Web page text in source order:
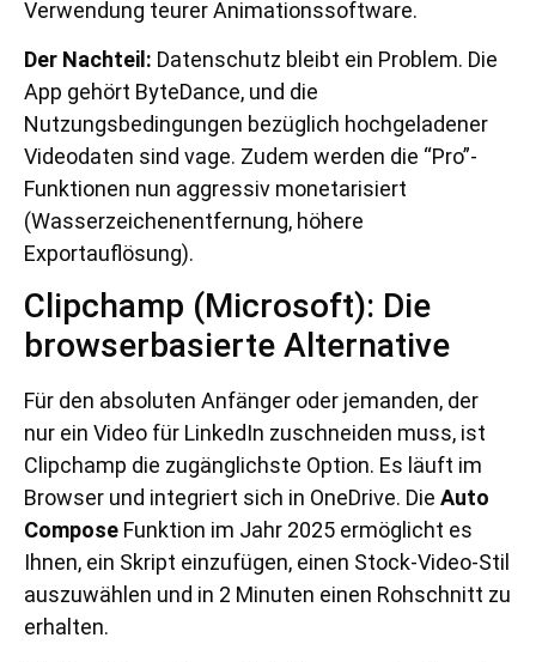
Verwendung teurer Animationssoftware.
Der Nachteil: Datenschutz bleibt ein Problem. Die
App gehört ByteDance, und die
Nutzungsbedingungen bezüglich hochgeladener
Videodaten sind vage. Zudem werden die “Pro”-
Funktionen nun aggressiv monetarisiert
(Wasserzeichenentfernung, höhere
Exportauflösung).
Clipchamp (Microsoft): Die
browserbasierte Alternative
Für den absoluten Anfänger oder jemanden, der
nur ein Video für LinkedIn zuschneiden muss, ist
Clipchamp die zugänglichste Option. Es läuft im
Browser und integriert sich in OneDrive. Die Auto
Compose Funktion im Jahr 2025 ermöglicht es
Ihnen, ein Skript einzufügen, einen Stock-Video-Stil
auszuwählen und in 2 Minuten einen Rohschnitt zu
erhalten.